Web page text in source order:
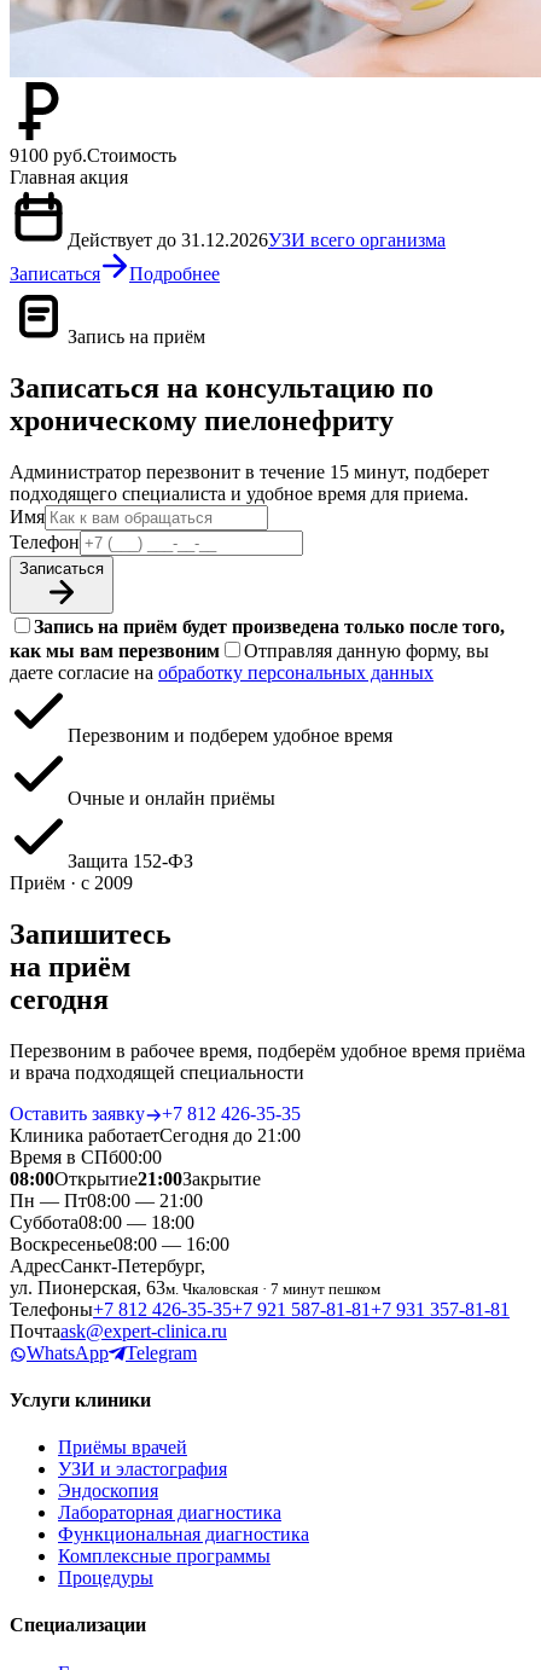
9100 руб.Стоимость
Главная акция
Действует до 31.12.2026УЗИ всего организма
Записаться
Подробнее
Запись на приём
Записаться на консультацию по
хроническому пиелонефриту
Администратор перезвонит в течение 15 минут, подберет
подходящего специалиста и удобное время для приема.
Имя
Телефон
Записаться
Запись на приём будет произведена только после того,
как мы вам перезвоним
Отправляя данную форму, вы
даете согласие на обработку персональных данных
Перезвоним и подберем удобное время
Очные и онлайн приёмы
Защита 152‑ФЗ
Приём · с 2009
Запишитесь
на приём
сегодня
Перезвоним в рабочее время, подберём удобное время приёма
и врача подходящей специальности
Оставить заявку
+7 812 426‑35‑35
Клиника работаетСегодня до 21:00
Время в СПб00:00
08:00Открытие21:00Закрытие
Пн — Пт08:00 — 21:00
Суббота08:00 — 18:00
Воскресенье08:00 — 16:00
АдресСанкт-Петербург,
ул. Пионерская, 63м. Чкаловская · 7 минут пешком
Телефоны+7 812 426‑35‑35+7 921 587‑81‑81+7 931 357‑81‑81
Почтаask@expert-clinica.ru
WhatsApp
Telegram
Услуги клиники
Приёмы врачей
УЗИ и эластография
Эндоскопия
Лабораторная диагностика
Функциональная диагностика
Комплексные программы
Процедуры
Специализации